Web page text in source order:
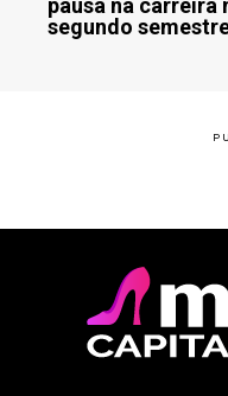
pausa na carreira
segundo